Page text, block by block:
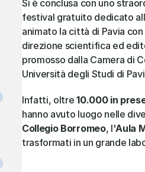
Si è conclusa con uno
festival gratuito dedicato
animato la città di Pavia con
direzione scientifica ed
promosso dalla Camera di
Università degli Studi di
Infatti, oltre 10.000 in
hanno avuto luogo nelle
Collegio Borromeo, l'Aula
trasformati in un grande